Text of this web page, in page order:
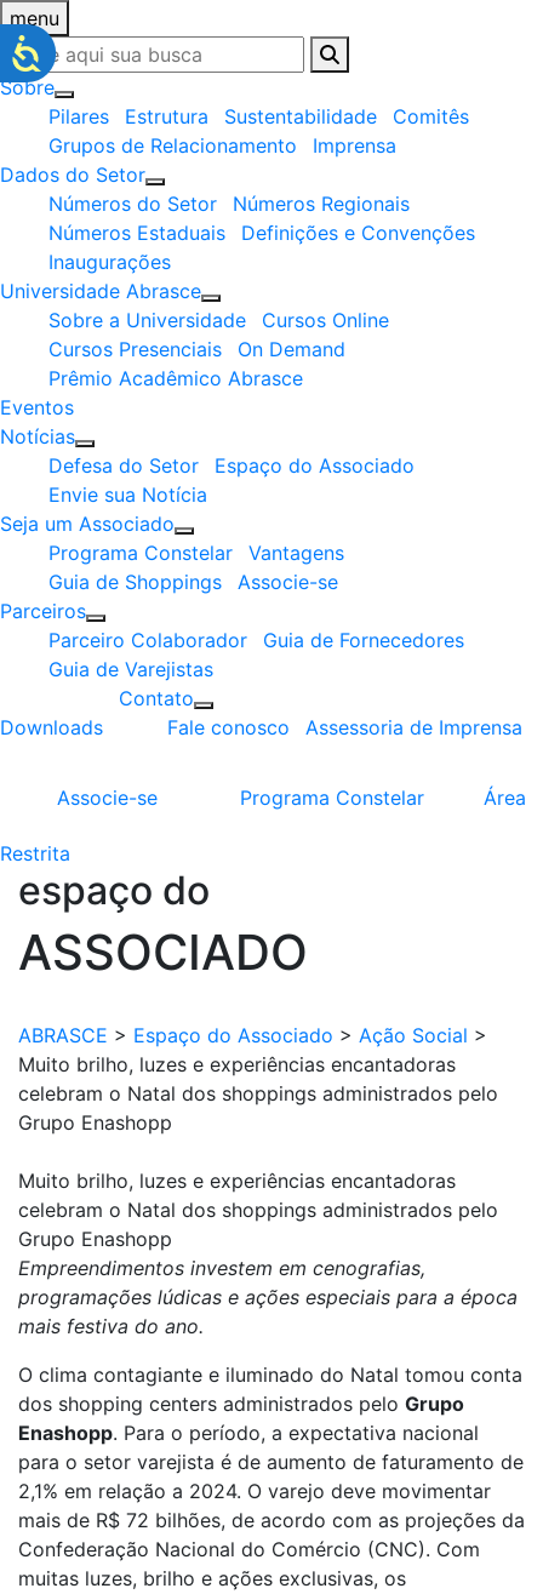
menu
Sobre
Pilares
Estrutura Sustentabilidade
Comitês
Grupos de Relacionamento
Imprensa
Dados do Setor
Números do Setor
Números Regionais
Números Estaduais
Definições e Convenções
Inaugurações
Universidade Abrasce
Sobre a Universidade
Cursos Online
Cursos Presenciais
On Demand
Prêmio Acadêmico Abrasce
Eventos
Notícias
Defesa do Setor
Espaço do Associado
Envie sua Notícia
Seja um Associado
Programa Constelar
Vantagens
Guia de Shoppings
Associe-se
Parceiros
Parceiro Colaborador
Guia de Fornecedores
Guia de Varejistas
Downloads
Contato
Fale conosco
Assessoria de Imprensa
Associe-se Programa Constelar Área
Restrita
espaço do
ASSOCIADO
ABRASCE > Espaço do Associado > Ação Social >
Muito brilho, luzes e experiências encantadoras
celebram o Natal dos shoppings administrados pelo
Grupo Enashopp
Muito brilho, luzes e experiências encantadoras
celebram o Natal dos shoppings administrados pelo
Grupo Enashopp
Empreendimentos investem em cenografias,
programações lúdicas e ações especiais para a época
mais festiva do ano.
O clima contagiante e iluminado do Natal tomou conta
dos shopping centers administrados pelo Grupo
Enashopp. Para o período, a expectativa nacional
para o setor varejista é de aumento de faturamento de
2,1% em relação a 2024. O varejo deve movimentar
mais de R$ 72 bilhões, de acordo com as projeções da
Confederação Nacional do Comércio (CNC). Com
muitas luzes, brilho e ações exclusivas, os